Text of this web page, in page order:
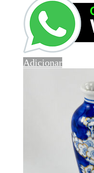
Adicionar